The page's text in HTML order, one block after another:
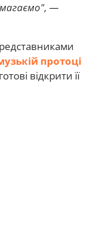
—
протоці
відкрити її